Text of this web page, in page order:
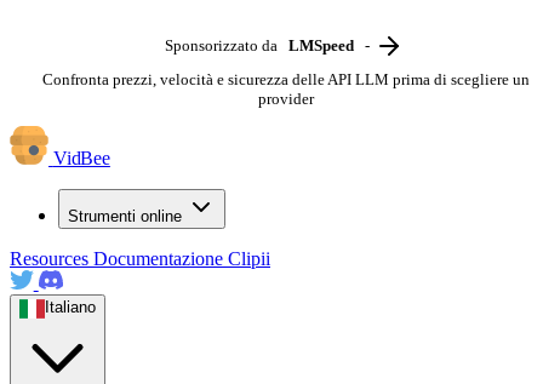
Sponsorizzato da LMSpeed
-
Confronta prezzi, velocità e sicurezza delle API LLM prima di scegliere un
provider
VidBee
Strumenti online
Resources Documentazione Clipii
Italiano